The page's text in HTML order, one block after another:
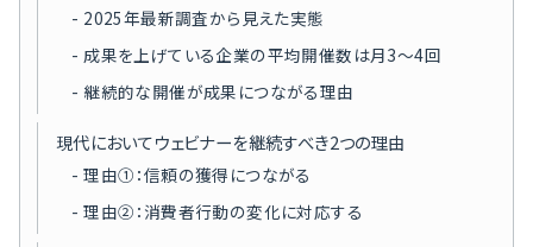
2025年最新調査から見えた実態
成果を上げている企業の平均開催数は月3〜4回
継続的な開催が成果につながる理由
現代においてウェビナーを継続すべき2つの理由
理由①：信頼の獲得につながる
理由②：消費者行動の変化に対応する